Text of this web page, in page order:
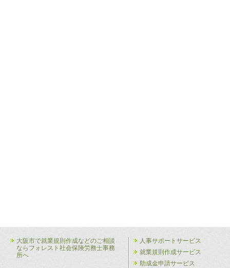
大阪市で就業規則作成などのご相談
ならフォレスト社会保険労務士事務
所へ
人事サポートサービス
就業規則作成サービス
助成金申請サービス